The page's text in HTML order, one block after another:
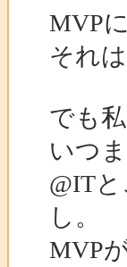
MVP
それ
でも
いつ
@IT
し。
MVP